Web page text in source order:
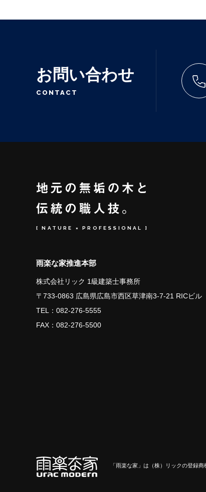
お問い合わせ
CONTACT
[ NATURE × PROFESSIONAL ]
雨楽な家推進本部
株式会社リック 1級建築士事務所
〒733-0863 広島県広島市西区草津南3-7-21 RICビル
TEL： 082-276-5555
FAX：082-276-5500
「雨楽な家」は（株）リックの登録